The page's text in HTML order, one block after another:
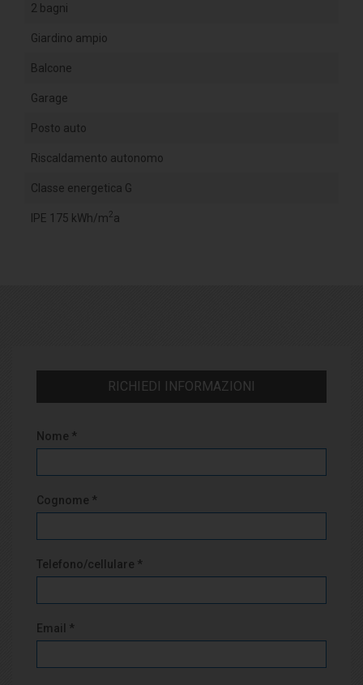
2 bagni
Giardino ampio
Balcone
Garage
Posto auto
Riscaldamento autonomo
Classe energetica G
IPE 175 kWh/m2a
RICHIEDI INFORMAZIONI
Nome *
Cognome *
Telefono/cellulare *
Email *